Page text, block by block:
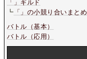
「」ギルド
┗ 「」の小競り合いまとめ
バトル（基本）
バトル（応用）